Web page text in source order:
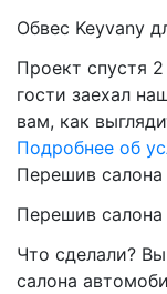
Обвес Keyvany
Проект спустя
гости заехал
вам, как
Подробнее об
Перешив салона
Перешив салона
Что сделали?
салона